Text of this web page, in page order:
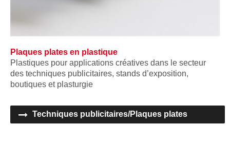
Plaques plates en plastique
Plastiques pour applications créatives dans le secteur
des techniques publicitaires, stands d’exposition,
boutiques et plasturgie
Techniques publicitaires/Plaques plates